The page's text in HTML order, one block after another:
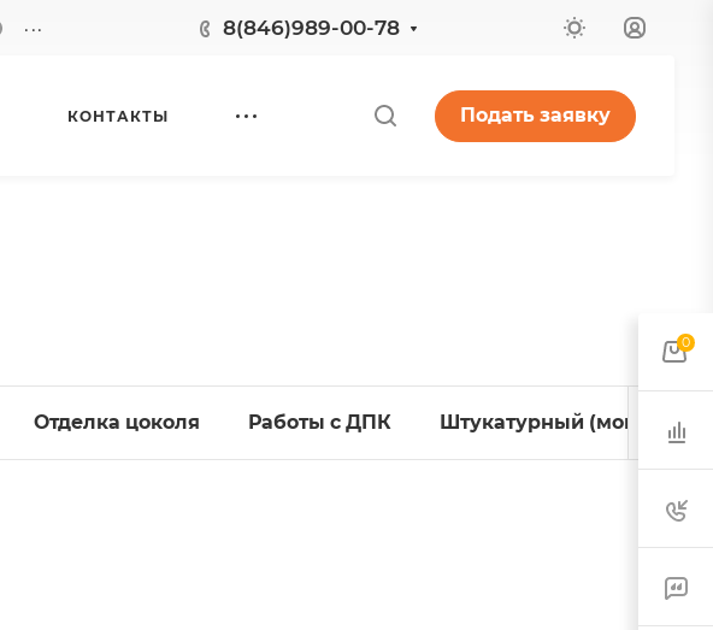
... 8(846)989-00-78
КОНТАКТЫ Подать заявку
Отделка цоколя Работы с ДПК Штукатурный (мокрый)
0